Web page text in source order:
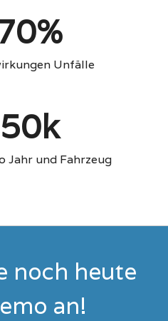
Unfälle
Jahr und Fahrzeug
noch heute
an!